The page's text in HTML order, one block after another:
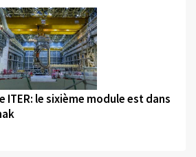
ITER: le sixième module est dans